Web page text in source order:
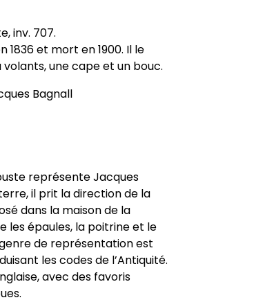
inv. 707.
1836 et mort en 1900. Il le
une cape et un bouc.
Bagnall
représente Jacques
il prit la direction de la
dans la maison de la
les épaules, la poitrine et le
de représentation est
les codes de l’Antiquité.
avec des favoris